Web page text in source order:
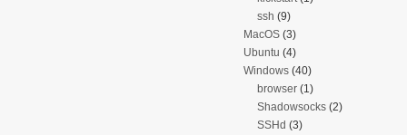
ssh (9)
MacOS(3)
Ubuntu (4)
Windows(40)
browser(1)
Shadowsocks(2)
SSHd (3)